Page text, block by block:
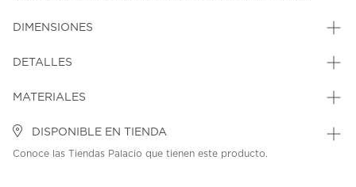
DIMENSIONES
DETALLES
MATERIALES
DISPONIBLE EN TIENDA
Conoce las Tiendas Palacio que tienen este producto.